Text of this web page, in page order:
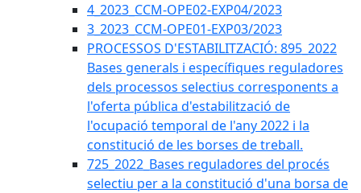
4_2023_CCM-OPE02-EXP04/2023
3_2023_CCM-OPE01-EXP03/2023
PROCESSOS D'ESTABILITZACIÓ: 895_2022
Bases generals i específiques reguladores
dels processos selectius corresponents a
l'oferta pública d'estabilització de
l'ocupació temporal de l'any 2022 i la
constitució de les borses de treball.
725_2022_Bases reguladores del procés
selectiu per a la constitució d'una borsa de